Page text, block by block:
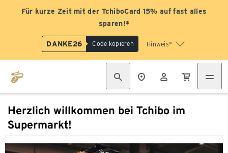
Für kurze Zeit mit der TchiboCard 15% auf fast alles
sparen!*
DANKE26 Code kopieren Hinweis*
Herzlich willkommen bei Tchibo im
Supermarkt!